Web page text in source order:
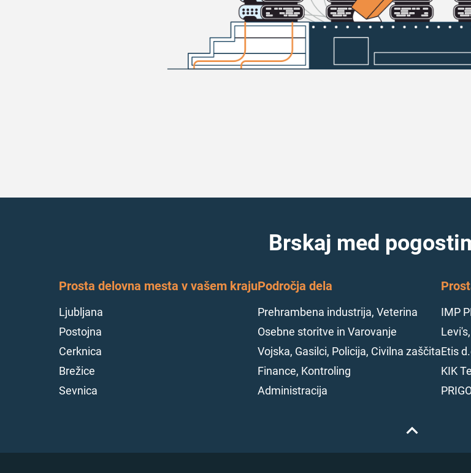
Brskaj med
Prosta delovna mesta v vašem kraju
Ljubljana
Postojna
Cerknica
Brežice
Sevnica
Področja dela
Prehrambena industrija, Veterina
Osebne storitve in Varovanje
Vojska, Gasilci, Policija, Civilna zaščita
Finance, Kontroling
Administracija
IMP
Etis
KIK